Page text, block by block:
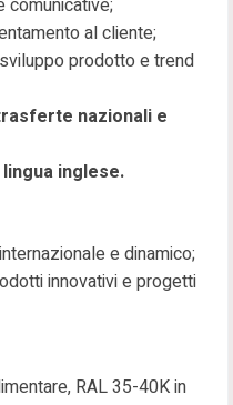
comunicative;
al cliente;
prodotto e trend
nazionali e
inglese.
e dinamico;
innovativi e progetti
RAL 35-40K in